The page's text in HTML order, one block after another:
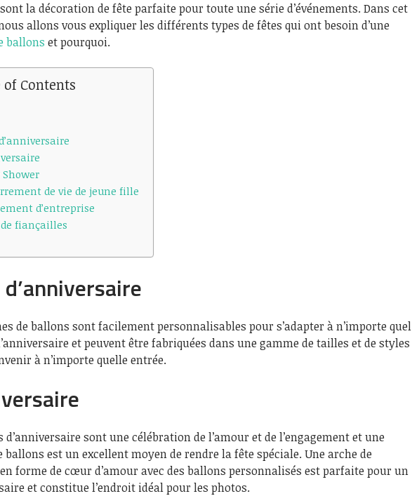
la décoration de fête parfaite pour toute une série d’événements. Dans cet
allons vous expliquer les différents types de fêtes qui ont besoin d’une
ballons et pourquoi.
of Contents
Shower
de vie de jeune fille
d’entreprise
fiançailles
d’anniversaire
de ballons sont facilement personnalisables pour s’adapter à n’importe quel
et peuvent être fabriquées dans une gamme de tailles et de styles
à n’importe quelle entrée.
d’anniversaire sont une célébration de l’amour et de l’engagement et une
ballons est un excellent moyen de rendre la fête spéciale. Une arche de
forme de cœur d’amour avec des ballons personnalisés est parfaite pour un
et constitue l’endroit idéal pour les photos.